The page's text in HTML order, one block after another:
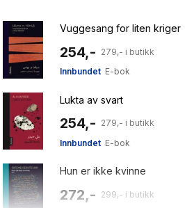
Vuggesang for liten kriger
254,- 279,- i butikk
Innbundet E-bok
Lukta av svart
254,- 279,- i butikk
Innbundet E-bok
Hun er ikke kvinne
272,- 299,- i butikk